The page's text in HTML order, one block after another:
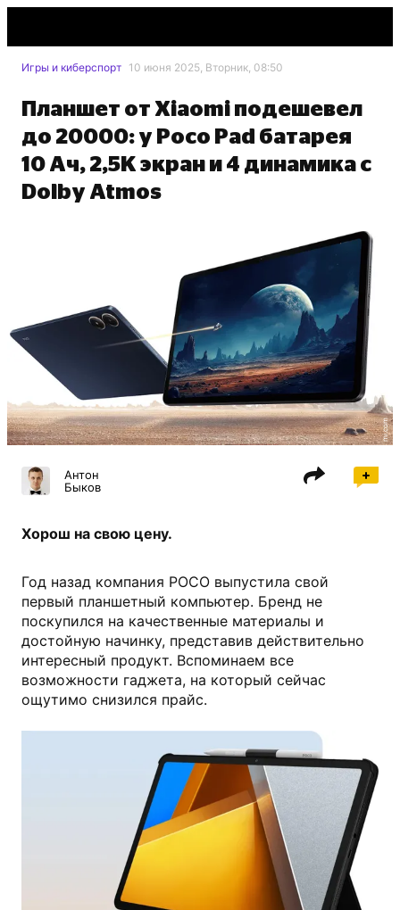
Игры и киберспорт 10 июня 2025, Вторник, 08:50
Планшет от Xiaomi подешевел
до 20000: у Poco Pad батарея
10 Ач, 2,5K экран и 4 динамика с
Dolby Atmos
mi.com
Антон
Быков
Хорош на свою цену.
Год назад компания POCO выпустила свой
первый планшетный компьютер. Бренд не
поскупился на качественные материалы и
достойную начинку, представив действительно
интересный продукт. Вспоминаем все
возможности гаджета, на который сейчас
ощутимо снизился прайс.